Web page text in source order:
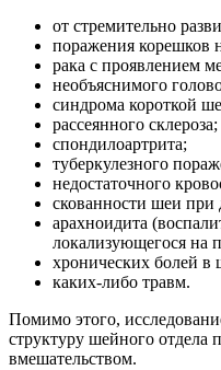
от стремительно
поражения корешков
рака с проявлением
необъяснимого
синдрома короткой
рассеянного склероза;
спондилоартрита;
туберкулезного
недостаточного
скованности шеи при
арахноидита
локализующегося на
хронических болей в
каких-либо травм.
Помимо этого,
структуру шейного отдела
вмешательством.